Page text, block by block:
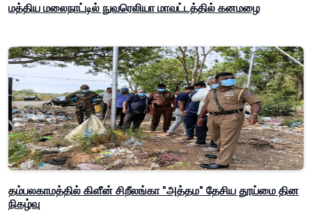
மத்திய மலைநாட்டில் நுவரெலியா மாவட்டத்தில் கனமழை
தம்பலகாமத்தில் கிளீன் சிறீலங்கா "அத்தம" தேசிய தூய்மை தின
நிகழ்வு